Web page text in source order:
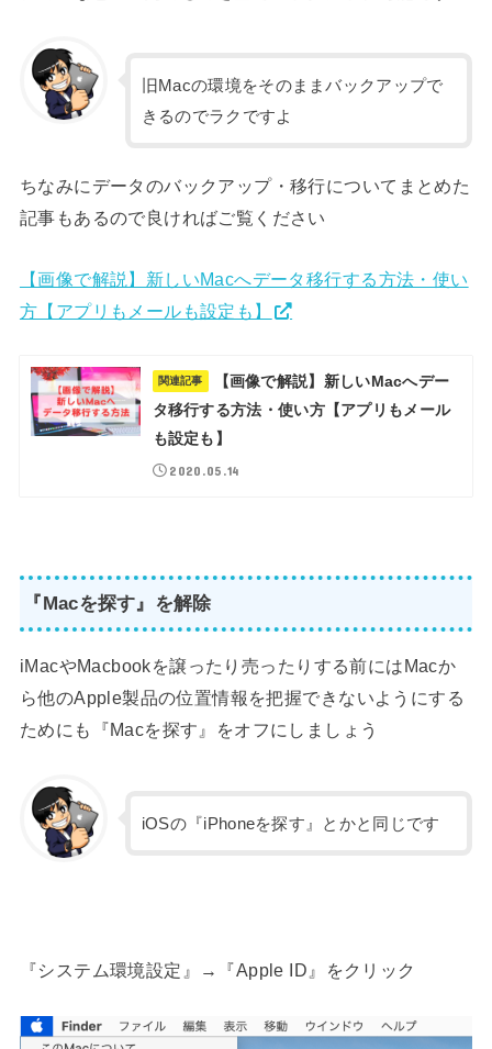
旧Macの環境をそのままバックアップで
きるのでラクですよ
ちなみにデータのバックアップ・移行についてまとめた
記事もあるので良ければご覧ください
【画像で解説】新しいMacへデータ移行する方法・使い
方【アプリもメールも設定も】
関連記事
【画像で解説】新しいMacへデー
タ移行する方法・使い方【アプリもメール
も設定も】
2020.05.14
『Macを探す』を解除
iMacやMacbookを譲ったり売ったりする前にはMacか
ら他のApple製品の位置情報を把握できないようにする
ためにも『Macを探す』をオフにしましょう
iOSの『iPhoneを探す』とかと同じです
『システム環境設定』→『Apple ID』をクリック